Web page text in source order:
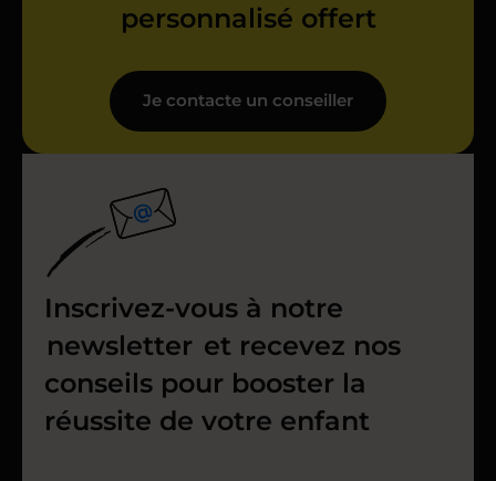
personnalisé offert
Je contacte un conseiller
Inscrivez-vous à notre
newsletter et recevez nos
conseils pour booster la
réussite de votre enfant